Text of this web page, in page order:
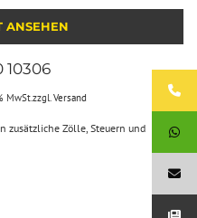
ANSEHEN
10306
MwSt.zzgl.Versand
zusätzliche Zölle, Steuern und